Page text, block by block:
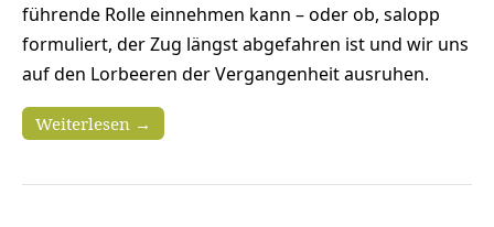
führende Rolle einnehmen kann – oder ob, salopp
formuliert, der Zug längst abgefahren ist und wir uns
auf den Lorbeeren der Vergangenheit ausruhen.
Weiterlesen →